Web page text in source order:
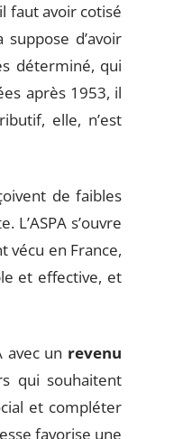
faut avoir cotisé
suppose d’avoir
déterminé, qui
après 1953, il
elle, n’est
de faibles
s’ouvre
vécu en France,
et effective, et
avec un revenu
qui souhaitent
et compléter
favorise une